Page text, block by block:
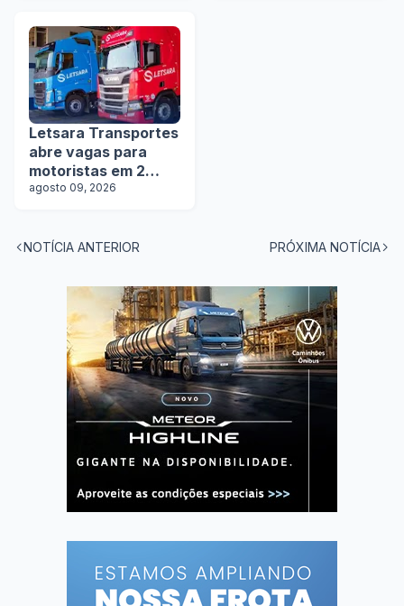
Letsara Transportes
abre vagas para
motoristas em 2
estados
agosto 09, 2026
NOTÍCIA ANTERIOR PRÓXIMA NOTÍCIA